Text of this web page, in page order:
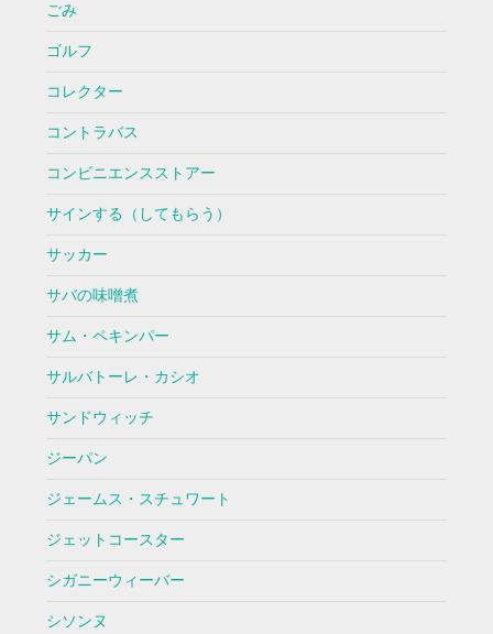
ごみ
ゴルフ
コレクター
コントラバス
コンビニエンスストアー
サインする（してもらう）
サッカー
サバの味噌煮
サム・ペキンパー
サルバトーレ・カシオ
サンドウィッチ
ジーパン
ジェームス・スチュワート
ジェットコースター
シガニーウィーバー
シソンヌ